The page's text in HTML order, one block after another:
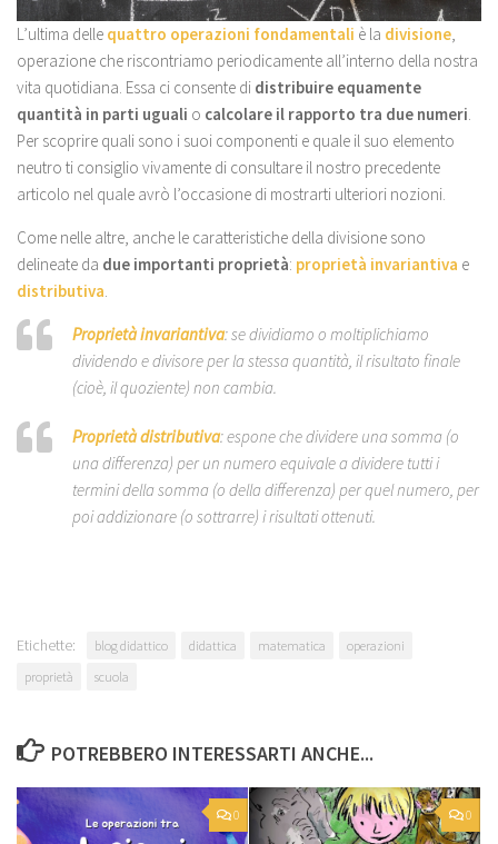
L’ultima delle quattro operazioni fondamentali è la divisione
operazione che riscontriamo periodicamente all’interno della nostra
vita quotidiana. Essa ci consente di distribuire equamente
quantità in parti uguali o calcolare il rapporto tra due numeri
Per scoprire quali sono i suoi componenti e quale il suo elemento
neutro ti consiglio vivamente di consultare il nostro precedente
articolo nel quale avrò l’occasione di mostrarti ulteriori nozioni.
Come nelle altre, anche le caratteristiche della divisione sono
delineate da due importanti proprietà: proprietà invariantiva e
distributiva
Proprietà invariantiva: se dividiamo o moltiplichiamo
dividendo e divisore per la stessa quantità, il risultato finale
(cioè, il quoziente) non cambia.
Proprietà distributiva: espone che dividere una somma (o
una differenza) per un numero equivale a dividere tutti i
termini della somma (o della differenza) per quel numero, per
poi addizionare (o sottrarre) i risultati ottenuti.
Etichette: blog didattico didattica matematica
operazioni
proprietà
scuola
POTREBBERO INTERESSARTI ANCHE...
0 0